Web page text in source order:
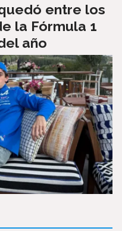
entre los
la Fórmula 1
año